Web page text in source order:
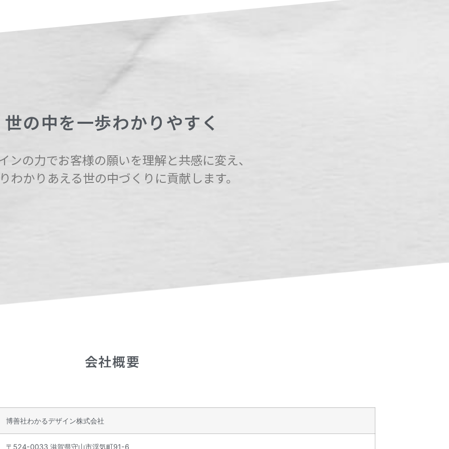
世の中を一歩わかりやすく
ンの力でお客様の願いを理解と共感に変え、
わかりあえる世の中づくりに貢献します。
会社概要
博善社わかるデザイン株式会社
〒524-0033 滋賀県守山市浮気町91-6